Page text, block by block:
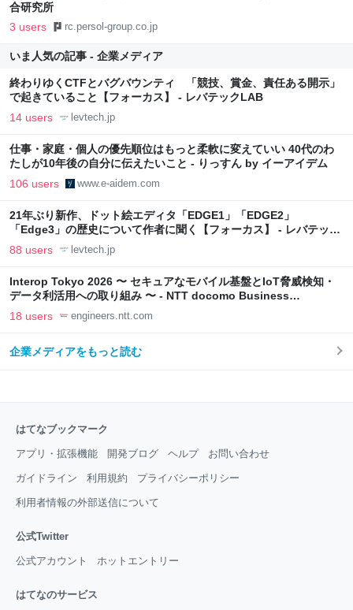
合研究所
3 users rc.persol-group.co.jp
いま人気の記事 - 企業メディア
終わりゆくCTFとバグバウンティ 「競技、賞金、責任ある開示」
で起きていること【フォーカス】 - レバテックLAB
14 users levtech.jp
仕事・家庭・個人の優先順位はもっと柔軟に変えていい 40代のわ
たしが10年後の自分に伝えたいこと - りっすん by イーアイデム
106 users www.e-aidem.com
21年ぶり新作、ドット絵エディタ「EDGE1」「EDGE2」
「Edge3」の歴史について作者に聞く【フォーカス】 - レバテック
LAB
88 users levtech.jp
Interop Tokyo 2026 〜 セキュアなモバイル基盤とIoT脅威検知・
データ利活用への取り組み 〜 - NTT docomo Business
Engineers' Blog
18 users engineers.ntt.com
企業メディアをもっと読む
はてなブックマーク
アプリ・拡張機能 開発ブログ ヘルプ お問い合わせ
ガイドライン 利用規約 プライバシーポリシー
利用者情報の外部送信について
公式Twitter
公式アカウント ホットエントリー
はてなのサービス